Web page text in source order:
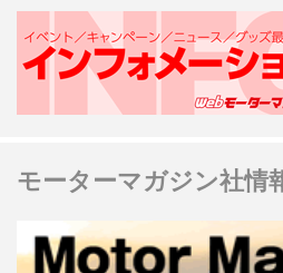
モーターマガジン社情